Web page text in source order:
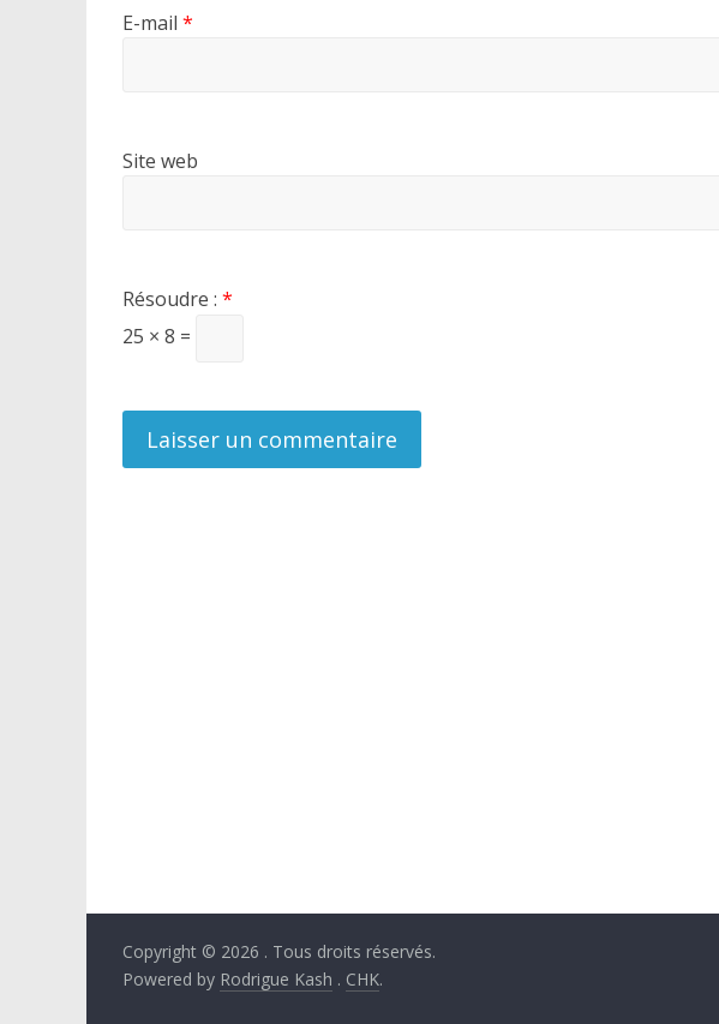
E-mail *
Site web
Résoudre : *
25 × 8 =
Copyright © 2026 . Tous droits réservés.
Powered by Rodrigue Kash . CHK.